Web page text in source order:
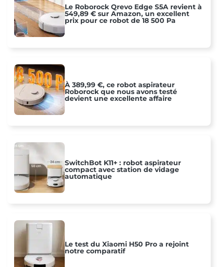
Le Roborock Qrevo Edge S5A revient à
549,89 € sur Amazon, un excellent
prix pour ce robot de 18 500 Pa
À 389,99 €, ce robot aspirateur
Roborock que nous avons testé
devient une excellente affaire
SwitchBot K11+ : robot aspirateur
compact avec station de vidage
automatique
Le test du Xiaomi H50 Pro a rejoint
notre comparatif